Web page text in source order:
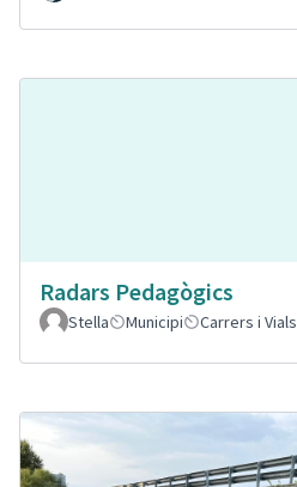
Radars Pedagògics
Stella
Municipi Carrers i Vials